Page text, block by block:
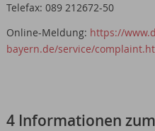
Telefax: 089 212672-50
Online-Meldung: https://
bayern.de/service/
4 Informationen